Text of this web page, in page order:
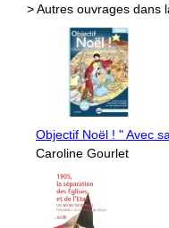
> Autres ouvrages dans
Objectif Noël ! " Avec
Caroline Gourlet